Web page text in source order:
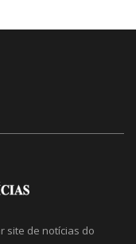
site de notícias do